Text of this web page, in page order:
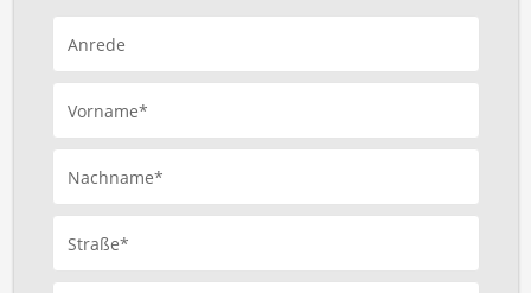
Anrede
Vorname*
Nachname*
Straße*